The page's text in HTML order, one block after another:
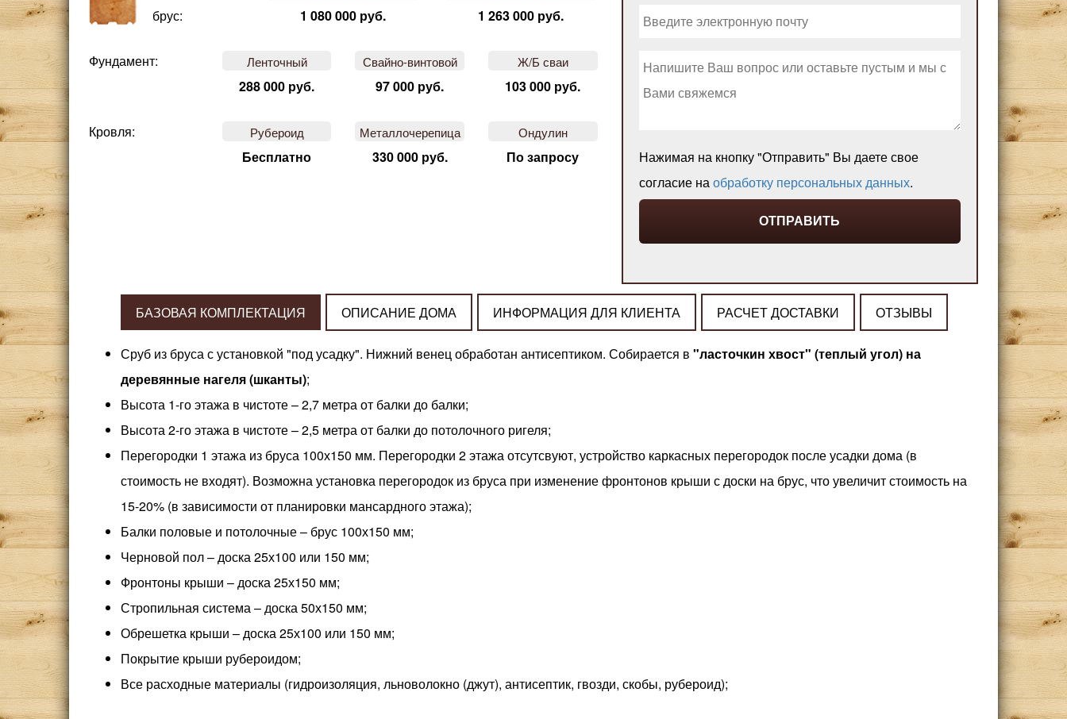
брус:
1 080 000 руб. 1 263 000 руб.
Фундамент: Ленточный
288 000 руб.
Свайно-винтовой
97 000 руб.
Ж/Б сваи
103 000 руб.
Кровля: Рубероид
Бесплатно
Металлочерепица
330 000 руб.
Ондулин
По запросу
Нажимая на кнопку "Отправить" Вы даете свое
согласие наобработку персональных данных.
БАЗОВАЯ КОМПЛЕКТАЦИЯ ОПИСАНИЕ ДОМА ИНФОРМАЦИЯ ДЛЯ КЛИЕНТА РАСЧЕТ ДОСТАВКИ ОТЗЫВЫ
Сруб из бруса с установкой "под усадку". Нижний венец обработан антисептиком. Собирается в "ласточкин хвост" (теплый угол) на
деревянные нагеля (шканты);
Высота 1-го этажа в чистоте – 2,7 метра от балки до балки;
Высота 2-го этажа в чистоте – 2,5 метра от балки до потолочного ригеля;
Перегородки 1 этажа из бруса 100х150 мм. Перегородки 2 этажа отсутсвуют, устройство каркасных перегородок после усадки дома (в
стоимость не входят). Возможна установка перегородок из бруса при изменение фронтонов крыши с доски на брус, что увеличит стоимость на
15-20% (в зависимости от планировки мансардного этажа);
Балки половые и потолочные – брус 100х150 мм;
Черновой пол – доска 25х100 или 150 мм;
Фронтоны крыши – доска 25х150 мм;
Стропильная система – доска 50х150 мм;
Обрешетка крыши – доска 25х100 или 150 мм;
Покрытие крыши рубероидом;
Все расходные материалы (гидроизоляция, льноволокно (джут), антисептик, гвозди, скобы, рубероид);